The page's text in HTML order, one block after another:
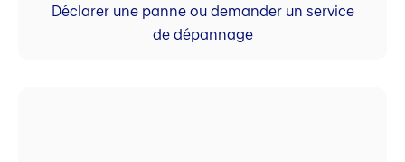
Déclarer une panne ou demander un service
de dépannage